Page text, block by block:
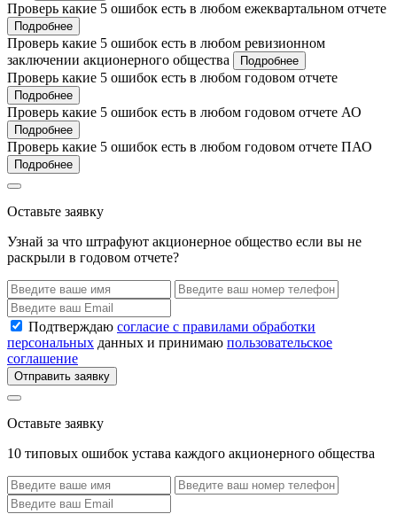
Проверь какие 5 ошибок есть в любом ежеквартальном отчете
Подробнее
Проверь какие 5 ошибок есть в любом ревизионном
заключении акционерного общества
Подробнее
Проверь какие 5 ошибок есть в любом годовом отчете
Подробнее
Проверь какие 5 ошибок есть в любом годовом отчете АО
Подробнее
Проверь какие 5 ошибок есть в любом годовом отчете ПАО
Подробнее
Оставьте заявку
Узнай за что штрафуют акционерное общество если вы не
раскрыли в годовом отчете?
Подтверждаю согласие с правилами обработки
персональных данных и принимаю пользовательское
соглашение
Отправить заявку
Оставьте заявку
10 типовых ошибок устава каждого акционерного общества